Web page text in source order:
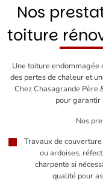
Nos
toiture
Une toiture
des pertes de chaleur et
Chez Chasagrande Père
pour
Nos
Travaux de
ou ardoises,
charpente si
qualité pour